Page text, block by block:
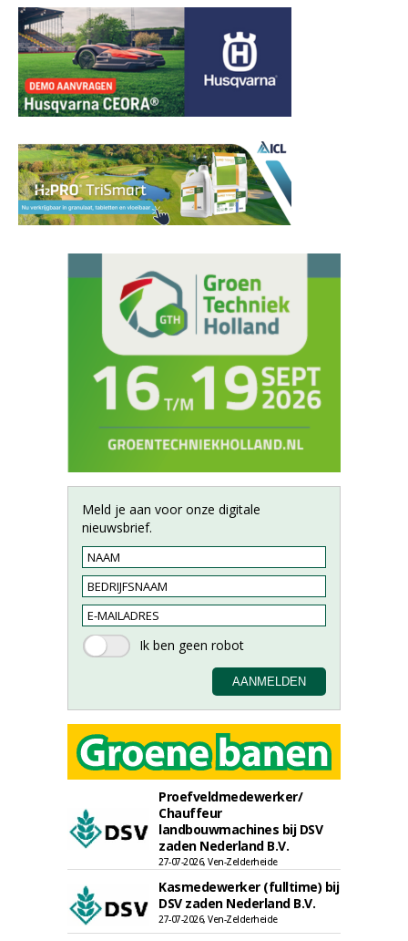
Meld je aan voor onze digitale
nieuwsbrief.
Proefveldmedewerker/
Chauffeur
landbouwmachines bij DSV
zaden Nederland B.V.
27-07-2026, Ven-Zelderheide
Kasmedewerker (fulltime) bij
DSV zaden Nederland B.V.
27-07-2026, Ven-Zelderheide